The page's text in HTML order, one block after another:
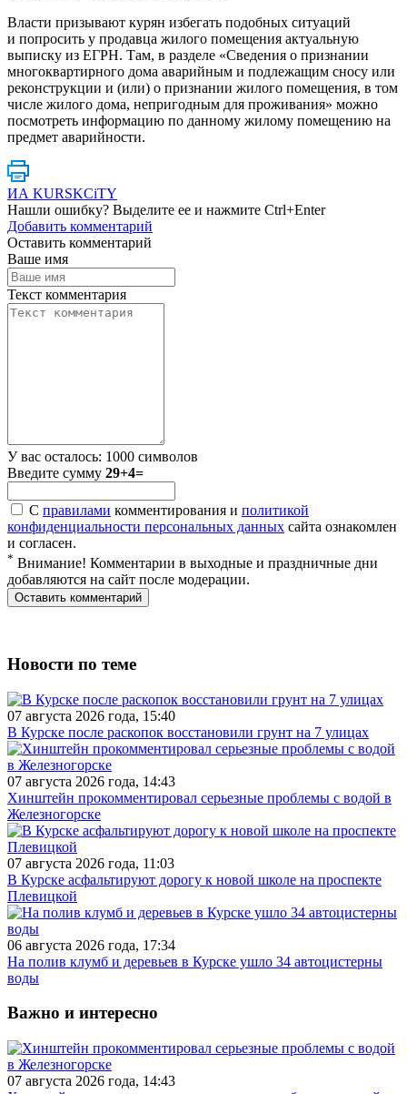
Власти призывают курян избегать подобных ситуаций
и попросить у продавца жилого помещения актуальную
выписку из ЕГРН. Там, в разделе «Сведения о признании
многоквартирного дома аварийным и подлежащим сносу или
реконструкции и (или) о признании жилого помещения, в том
числе жилого дома, непригодным для проживания» можно
посмотреть информацию по данному жилому помещению на
предмет аварийности.
ИА KURSKCiTY
Нашли ошибку? Выделите ее и нажмите Ctrl+Enter
Добавить комментарий
Оставить комментарий
Ваше имя
Текст комментария
У вас осталось: 1000 символов
Введите сумму 29+4=
С правилами комментирования и политикой
конфиденциальности персональных данных сайта ознакомлен
и согласен.
* Внимание! Комментарии в выходные и праздничные дни
добавляются на сайт после модерации.
Новости по теме
07 августа 2026 года, 15:40
В Курске после раскопок восстановили грунт на 7 улицах
07 августа 2026 года, 14:43
Хинштейн прокомментировал серьезные проблемы с водой в
Железногорске
07 августа 2026 года, 11:03
В Курске асфальтируют дорогу к новой школе на проспекте
Плевицкой
06 августа 2026 года, 17:34
На полив клумб и деревьев в Курске ушло 34 автоцистерны
воды
Важно и интересно
07 августа 2026 года, 14:43